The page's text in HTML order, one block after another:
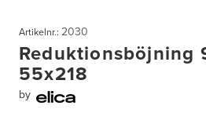
Artikelnr.: 2030
Reduktionsböjning
55x218
by